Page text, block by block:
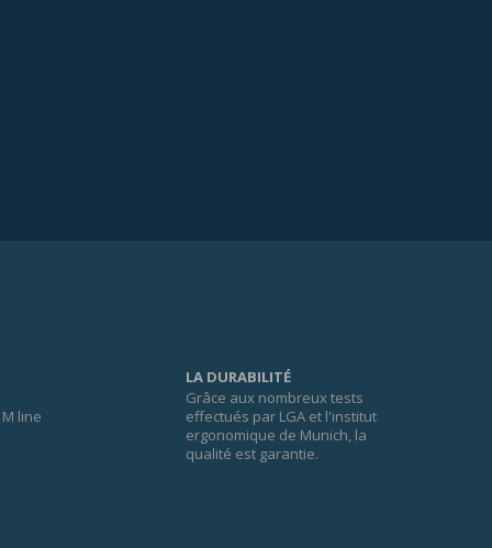
line
LA DURABILITÉ
Grâce aux nombreux tests
effectués par LGA et l'institut
ergonomique de Munich, la
qualité est garantie.